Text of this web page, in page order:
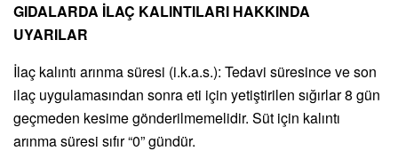
GIDALARDA İLAÇ KALINTILARI HAKKINDA
UYARILAR
İlaç kalıntı arınma süresi (i.k.a.s.): Tedavi süresince ve son
ilaç uygulamasından sonra eti için yetiştirilen sığırlar 8 gün
geçmeden kesime gönderilmemelidir. Süt için kalıntı
arınma süresi sıfır “0” gündür.